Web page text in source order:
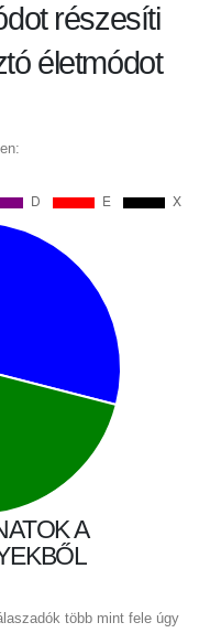
részesíti
életmódot
A
több mint fele úgy